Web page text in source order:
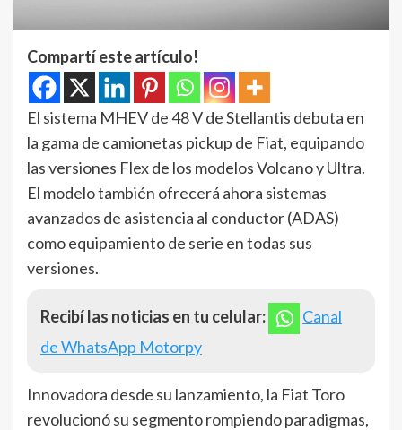
Compartí este artículo!
El sistema MHEV de 48 V de Stellantis debuta en
la gama de camionetas pickup de Fiat, equipando
las versiones Flex de los modelos Volcano y Ultra.
El modelo también ofrecerá ahora sistemas
avanzados de asistencia al conductor (ADAS)
como equipamiento de serie en todas sus
versiones.
Recibí las noticias en tu celular:
Canal
de WhatsApp Motorpy
Innovadora desde su lanzamiento, la Fiat Toro
revolucionó su segmento rompiendo paradigmas,